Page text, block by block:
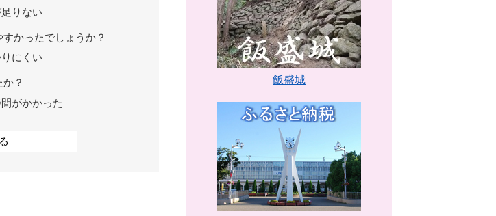
りない
かったでしょうか？
にくい
？
がかかった
飯盛城